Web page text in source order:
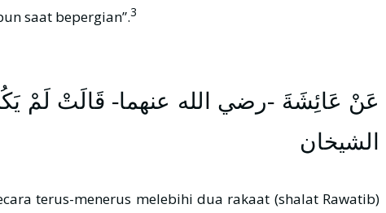
saat bepergian”.3
عَنْ عَائِشَةَ -رضي الله عنهما- قَالَتْ لَمْ
الشيخان